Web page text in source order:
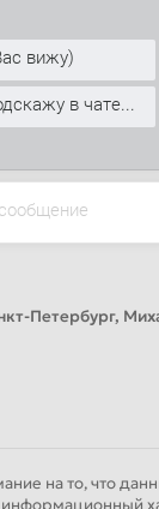
Петербург,
на то, что
информационный
вижу)
в чате...